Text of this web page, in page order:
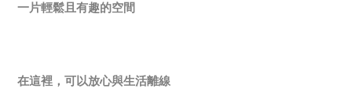
一片輕鬆且有趣的空間
在這裡，可以放心與生活離線